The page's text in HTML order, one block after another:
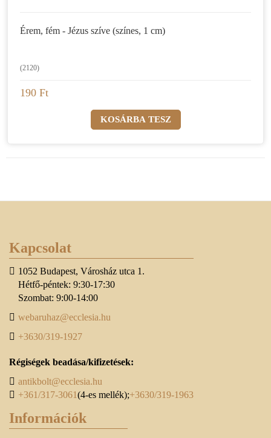
Érem, fém - Jézus szíve (színes, 1 cm)
(2120)
190 Ft
Kapcsolat
1052 Budapest, Városház utca 1.
Hétfő-péntek: 9:30-17:30
Szombat: 9:00-14:00
webaruhaz@ecclesia.hu
+3630/319-1927
Régiségek beadása/kifizetések:
antikbolt@ecclesia.hu
+361/317-3061(4-es mellék);+3630/319-1963
Információk